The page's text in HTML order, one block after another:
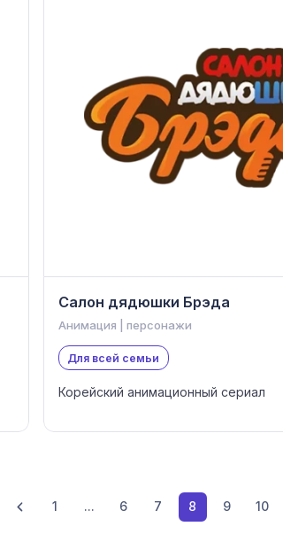
Салон дядюшки Брэда
Анимация | персонажи
Для всей семьи
Корейский анимационный сериал
1 ... 6 7 8 9 10